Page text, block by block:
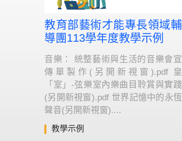
教育部藝術才能專長領域輔
導團113學年度教學示例
音樂： 統整藝術與生活的音樂會宣
傳單製作(另開新視窗).pdf 皇
「室」-弦樂室內樂曲目聆賞與實踐
(另開新視窗).pdf 世界記憶中的永恆
聲音(另開新視窗)....
教學示例